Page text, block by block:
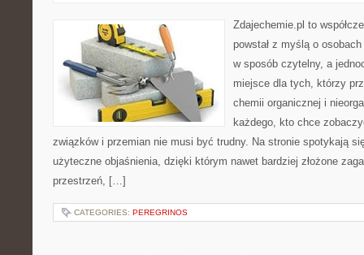
Zdajechemie.pl to
powstał z myślą o
w sposób czytelny, a
miejsce dla tych, którzy
chemii organicznej i
każdego, kto chce
związków i przemian nie musi być trudny. Na stronie spotykają
użyteczne objaśnienia, dzięki którym nawet bardziej złożone
przestrzeń, […]
CATEGORIES: PEREGRINOS